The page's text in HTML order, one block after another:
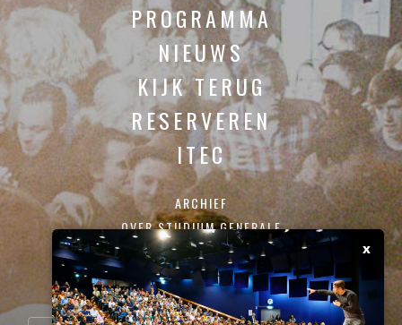
PROGRAMMA
NIEUWS
KIJK TERUG
RESERVEREN
ITEC
ARCHIEF
OVER STUDIUM GENERALE
CONTACT
SCHRIJF JE IN VOOR ONZE NIEUWSBRIEF:
x